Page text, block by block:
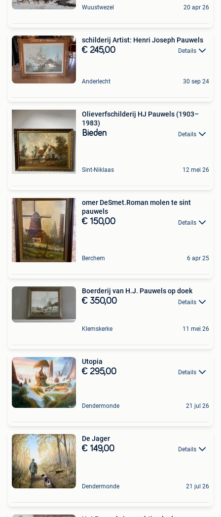
Wuustwezel 20 apr 26
schilderij Artist: Henri Joseph Pauwels
€ 245,00 Details
Anderlecht 30 sep 24
Olieverfschilderij HJ Pauwels (1903–
1983)
Bieden Details
Sint-Niklaas 12 mei 26
omer DeSmet.Roman molen te sint
pauwels
€ 150,00 Details
Berchem 6 apr 25
Boerderij van H.J. Pauwels op doek
€ 350,00 Details
Klemskerke 11 mei 26
Utopia
€ 295,00 Details
Dendermonde 21 jul 26
De Jager
€ 149,00 Details
Dendermonde 21 jul 26